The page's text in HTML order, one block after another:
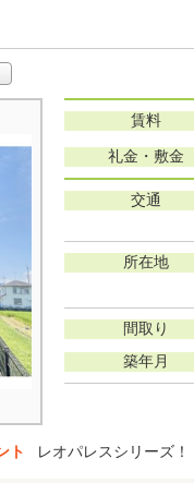
賃料
礼金・敷金
交通
所在地
間取り
築年月
ト レオパレスシリーズ